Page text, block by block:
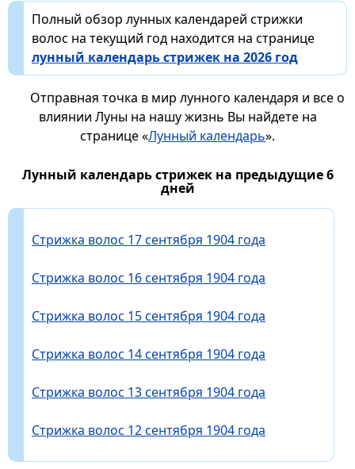
Полный обзор лунных календарей стрижки
волос на текущий год находится на странице
лунный календарь стрижек на 2026 год
Отправная точка в мир лунного календаря и все о
влиянии Луны на нашу жизнь Вы найдете на
странице «Лунный календарь».
Лунный календарь стрижек на предыдущие 6
дней
Стрижка волос 17 сентября 1904 года
Стрижка волос 16 сентября 1904 года
Стрижка волос 15 сентября 1904 года
Стрижка волос 14 сентября 1904 года
Стрижка волос 13 сентября 1904 года
Стрижка волос 12 сентября 1904 года